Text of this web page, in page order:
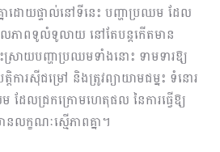
ាដោយផ្ទាល់នៅទីនេះ បញ្ហាប្រឈម ដែល
ភាពទូលំទូលាយ នៅតែបន្តកើតមាន
ស្រាយបញ្ហាប្រឈមទាំងនោះ ទាមទារឱ្យ
ការស៊ីជម្រៅ និងត្រូវព្យាយាមជម្នះ ទំនោរ
ដែលជ្រកក្រោមហេតុផល នៃការធ្វើឱ្យ
លក្ខណៈស្មើភាពគ្នា។